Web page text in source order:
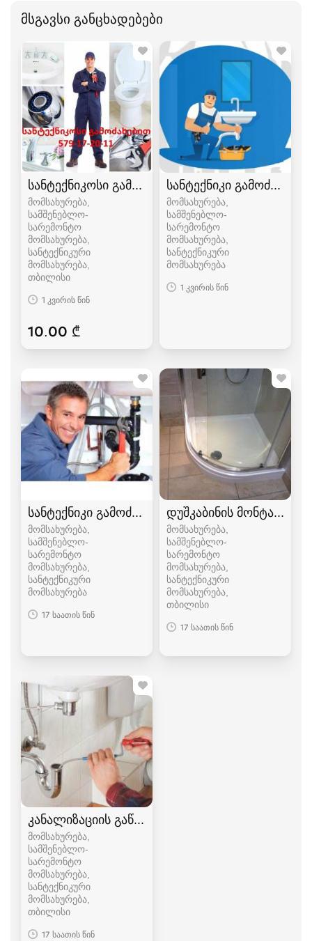
მსგავსი განცხადებები
სანტექნიკოსი გამოძახებით
მომსახურება,
სამშენებლო-
სარემონტო
მომსახურება,
სანტექნიკური
მომსახურება
თბილისი
1 კვირის წინ
10.00 ₾
სანტექნიკი გამოძახებით
მომსახურება,
სამშენებლო-
სარემონტო
მომსახურება,
სანტექნიკური
მომსახურება
1 კვირის წინ
სანტექნიკი გამოძახებით
მომსახურება,
სამშენებლო-
სარემონტო
მომსახურება,
სანტექნიკური
მომსახურება
17 საათის წინ
დუშკაბინის მონტაჟი
მომსახურება,
სამშენებლო-
სარემონტო
მომსახურება,
სანტექნიკური
მომსახურება
თბილისი
17 საათის წინ
კანალიზაციის გაწმენდა
მომსახურება,
სამშენებლო-
სარემონტო
მომსახურება,
სანტექნიკური
მომსახურება
თბილისი
17 საათის წინ